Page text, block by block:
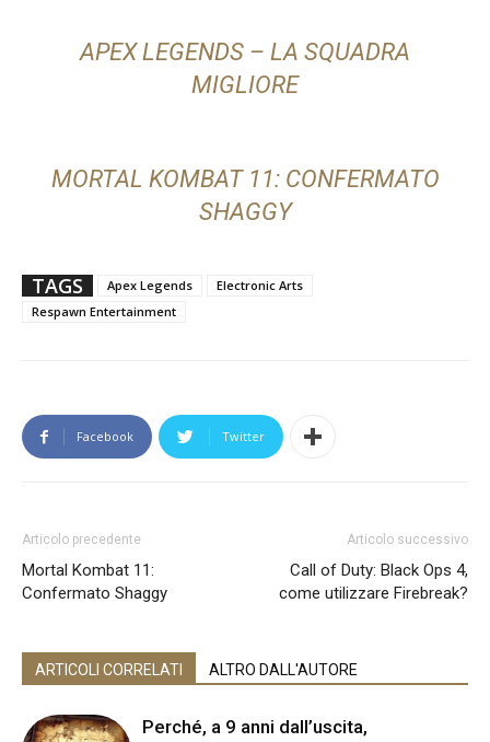
APEX LEGENDS – LA SQUADRA
MIGLIORE
MORTAL KOMBAT 11: CONFERMATO
SHAGGY
TAGS Apex Legends
Electronic Arts
Respawn Entertainment
Facebook Twitter
Articolo precedente
Mortal Kombat 11:
Confermato Shaggy
Articolo successivo
Call of Duty: Black Ops 4,
come utilizzare Firebreak?
ARTICOLI CORRELATI ALTRO DALL'AUTORE
Perché, a 9 anni dall’uscita,